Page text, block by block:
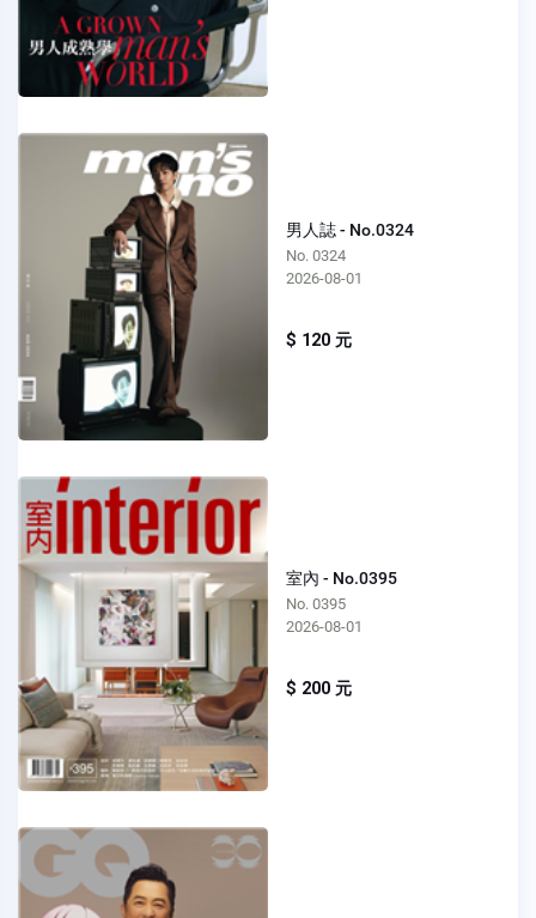
男人誌 - No.0324
No. 0324
2026-08-01
$ 120 元
室內 - No.0395
No. 0395
2026-08-01
$ 200 元